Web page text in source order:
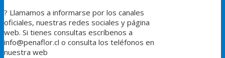
? Llamamos a informarse por los canales
oficiales, nuestras redes sociales y página
web. Si tienes consultas escríbenos a
info@penaflor.cl o consulta los teléfonos en
nuestra web